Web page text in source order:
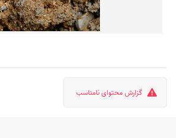
گزارش محتوای نامناسب